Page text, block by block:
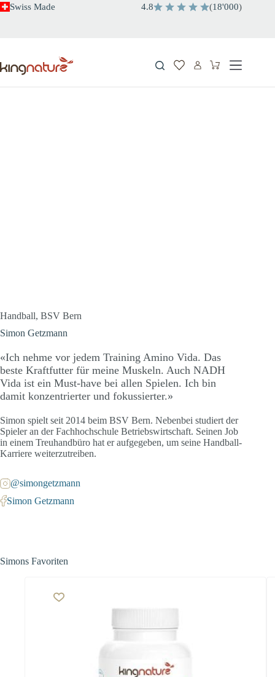
ZumSwiss Made 4.8 (18'000)
Warenkorb
Handball, BSV Bern
Simon Getzmann
«Ich nehme vor jedem Training Amino Vida. Das
beste Kraftfutter für meine Muskeln. Auch NADH
Vida ist ein Must-have bei allen Spielen. Ich bin
damit konzentrierter und fokussierter.»
Simon spielt seit 2014 beim BSV Bern. Nebenbei studiert der
Spieler an der Fachhochschule Betriebswirtschaft. Seinen Job
in einem Treuhandbüro hat er aufgegeben, um seine Handball-
Karriere weiterzutreiben.
@simongetzmann
Simon Getzmann
Simons Favoriten